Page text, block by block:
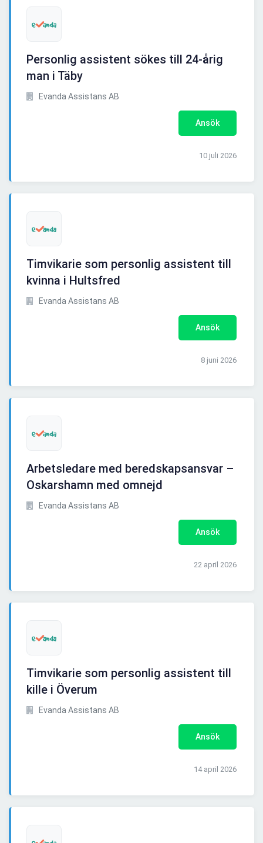
Personlig assistent sökes till 24-årig
man i Täby
Evanda Assistans AB
Ansök
10 juli 2026
Timvikarie som personlig assistent till
kvinna i Hultsfred
Evanda Assistans AB
Ansök
8 juni 2026
Arbetsledare med beredskapsansvar –
Oskarshamn med omnejd
Evanda Assistans AB
Ansök
22 april 2026
Timvikarie som personlig assistent till
kille i Överum
Evanda Assistans AB
Ansök
14 april 2026